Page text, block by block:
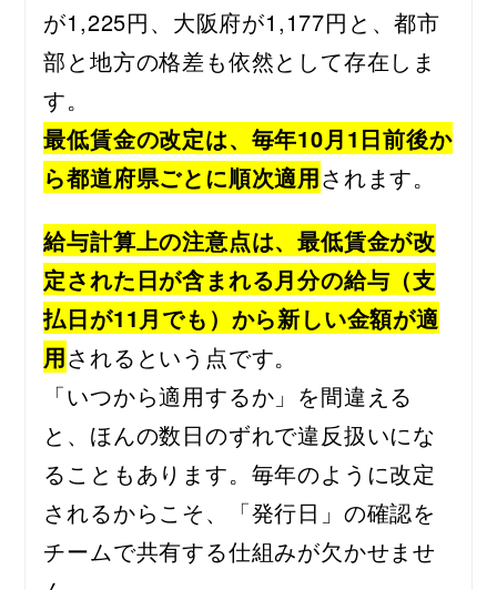
が1,225円、大阪府が1,177円と、都市
部と地方の格差も依然として存在しま
す。
最低賃金の改定は、毎年10月1日前後か
ら都道府県ごとに順次適用されます。
給与計算上の注意点は、最低賃金が改
定された日が含まれる月分の給与（支
払日が11月でも）から新しい金額が適
用されるという点です。
「いつから適用するか」を間違える
と、ほんの数日のずれで違反扱いにな
ることもあります。毎年のように改定
されるからこそ、「発行日」の確認を
チームで共有する仕組みが欠かせませ